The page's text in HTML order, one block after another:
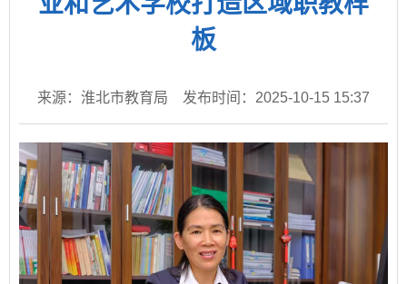
板
来源：淮北市教育局 发布时间：2025-10-15 15:37